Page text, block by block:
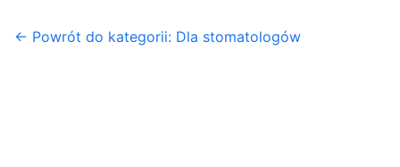
← Powrót do kategorii: Dla stomatologów